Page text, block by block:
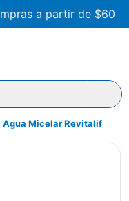
a partir de $60
Agua Micelar Revitalif